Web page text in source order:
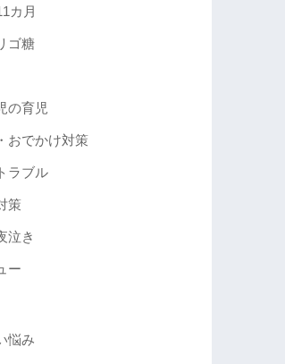
カ月
ゴ糖
の育児
おでかけ対策
ラブル
策
泣き
ー
悩み